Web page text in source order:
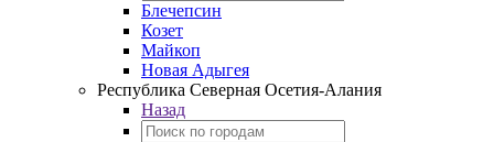
Блечепсин
Козет
Майкоп
Новая Адыгея
Республика Северная Осетия-Алания
Назад